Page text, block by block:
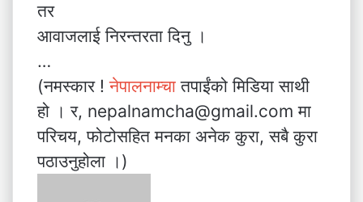
तर
आवाजलाई निरन्तरता दिनु ।
…
(नमस्कार !नेपालनाम्चातपाईंको मिडिया साथी
हो । र, nepalnamcha@gmail.com मा
परिचय, फोटोसहित मनका अनेक कुरा, सबै कुरा
पठाउनुहोला ।)